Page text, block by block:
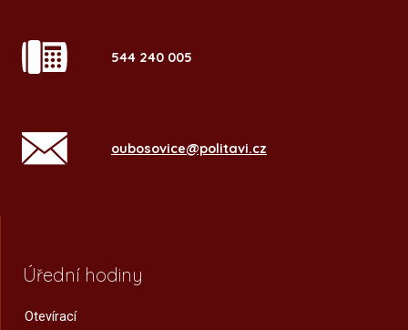
544 240 005
oubosovice@politavi.cz
Úřední hodiny
Otevírací